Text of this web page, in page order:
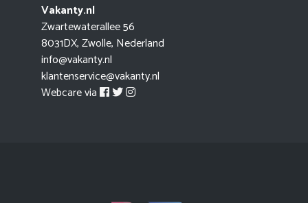
Vakanty.nl
Zwartewaterallee 56
8031DX, Zwolle, Nederland
info@vakanty.nl
klantenservice@vakanty.nl
Webcare via